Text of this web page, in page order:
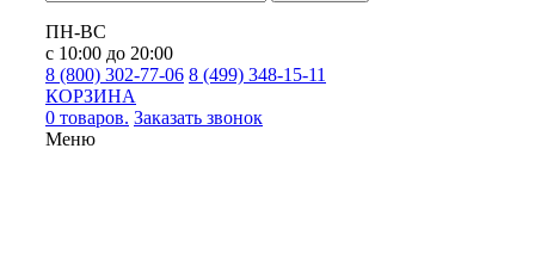
ПН-ВС
с 10:00 до 20:00
8 (800) 302-77-06 8 (499) 348-15-11
КОРЗИНА
0 товаров. Заказать звонок
Меню